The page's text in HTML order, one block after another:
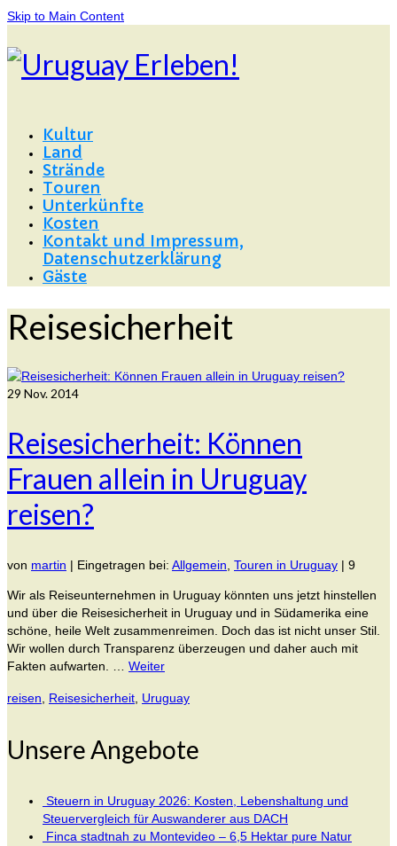
Skip to Main Content
Kultur
Land
Strände
Touren
Unterkünfte
Kosten
Kontakt und Impressum,
Datenschutzerklärung
Gäste
Reisesicherheit
29 Nov. 2014
Reisesicherheit: Können
Frauen allein in Uruguay
reisen?
von martin | Eingetragen bei: Allgemein Touren in Uruguay | 9
Wir als Reiseunternehmen in Uruguay könnten uns jetzt hinstellen
und über die Reisesicherheit in Uruguay und in Südamerika eine
schöne, heile Welt zusammenreimen. Doch das ist nicht unser Stil.
Wir wollen durch Transparenz überzeugen und daher auch mit
Fakten aufwarten. … Weiter
reisen Reisesicherheit Uruguay
Unsere Angebote
Steuern in Uruguay 2026: Kosten, Lebenshaltung und
Steuervergleich für Auswanderer aus DACH
Finca stadtnah zu Montevideo – 6,5 Hektar pure Natur